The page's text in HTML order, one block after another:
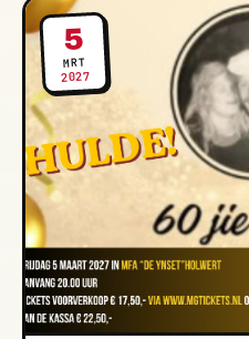
5
MRT
2027